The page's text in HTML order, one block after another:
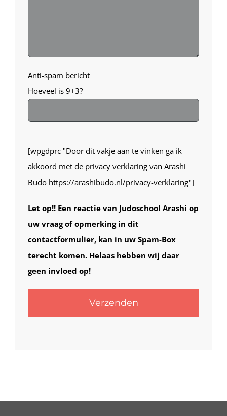
Anti-spam bericht
Hoeveel is 9+3?
dit
veld
leeg
[wpgdprc "Door dit vakje aan te vinken ga ik
akkoord met de privacy verklaring van Arashi
Budo https://arashibudo.nl/privacy-verklaring"]
Let op!! Een reactie van Judoschool Arashi op
uw vraag of opmerking in dit
contactformulier, kan in uw Spam-Box
terecht komen. Helaas hebben wij daar
geen invloed op!